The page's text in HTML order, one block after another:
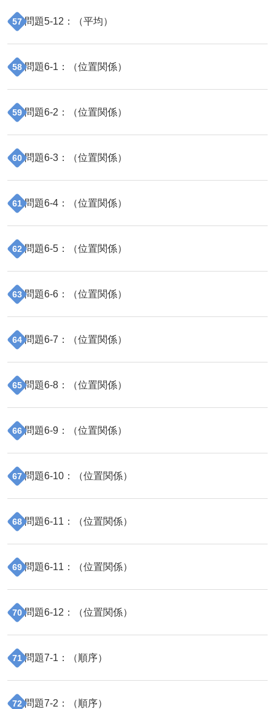
57 問題5-12 ：（平均）
58 問題6-1 ：（位置関係）
59 問題6-2 ：（位置関係）
60 問題6-3 ：（位置関係）
61 問題6-4 ：（位置関係）
62 問題6-5 ：（位置関係）
63 問題6-6 ：（位置関係）
64 問題6-7 ：（位置関係）
65 問題6-8 ：（位置関係）
66 問題6-9 ：（位置関係）
67 問題6-10 ：（位置関係）
68 問題6-11 ：（位置関係）
69 問題6-11 ：（位置関係）
70 問題6-12 ：（位置関係）
71 問題7-1 ：（順序）
72 問題7-2 ：（順序）